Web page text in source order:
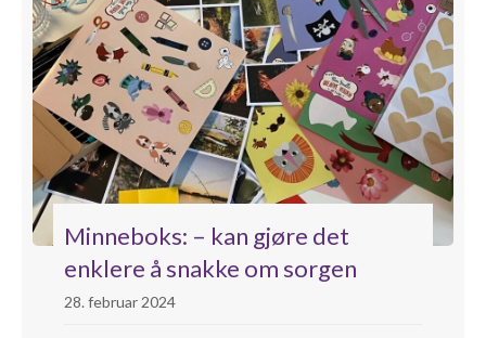
Minneboks: – kan gjøre det
enklere å snakke om sorgen
28. februar 2024